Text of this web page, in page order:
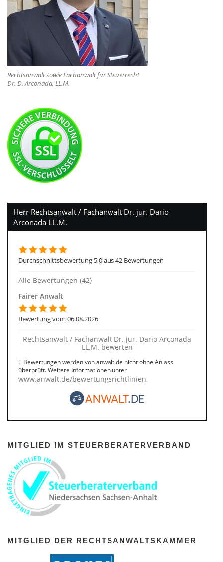
Rechtsanwalt sowie Fachanwalt für Steuerrecht
Dr. D. Arconada, LL.M.
Herr Rechtsanwalt / Fachanwalt Dr. jur. Dario
Arconada LL.M.
Durchschnittsbewertung 5,0 aus 42 Bewertungen
Alle Bewertungen (42)
Fairer Anwalt
Bewertung vom 06.08.2026
Rechtsanwalt / Fachanwalt Dr. jur. Dario Arconada
LL.M. bewerten
Bewertungen werden von anwalt.de nicht ohne Anlass
überprüft. Weitere Informationen unter
www.anwalt.de/bewertungsrichtlinien.
MITGLIED IM STEUERBERATERVERBAND
MITGLIED DER RECHTSANWALTSKAMMER